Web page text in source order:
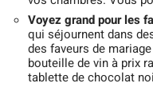
Voyez grand pour les
qui séjournent dans
des faveurs de
bouteille de vin à prix
tablette de chocolat